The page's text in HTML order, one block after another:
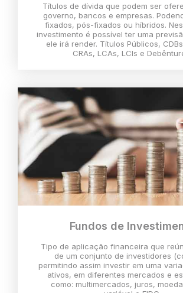
Títulos de dívida que podem ser
governo, bancos e empresas.
fixados, pós-fixados ou híbridos.
investimento é possível ter uma
ele irá render. Títulos Públicos,
CRAs, LCAs, LCIs e
Fundos de
Tipo de aplicação financeira que
de um conjunto de investidores
permitindo assim investir em uma
ativos, em diferentes mercados e
como: multimercados, juros,